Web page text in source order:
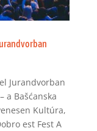
Jurandvorban
a Bašćanska
Kultúra,
est Fest A